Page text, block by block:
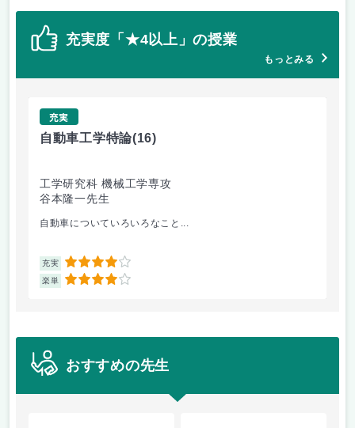
充実度「★4以上」の授業
もっとみる
充実
自動車工学特論(16)
工学研究科 機械工学専攻
谷本隆一先生
自動車についていろいろなこと...
充実 4
楽単 4
おすすめの先生